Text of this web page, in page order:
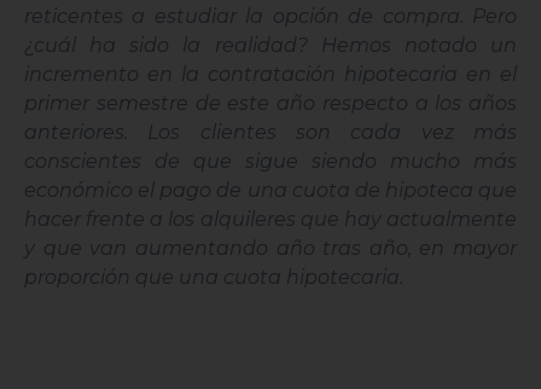
reticentes a estudiar la opción de compra. Pero
¿cuál ha sido la realidad? Hemos notado un
incremento en la contratación hipotecaria en el
primer semestre de este año respecto a los años
anteriores. Los clientes son cada vez más
conscientes de que sigue siendo mucho más
económico el pago de una cuota de hipoteca que
hacer frente a los alquileres que hay actualmente
y que van aumentando año tras año, en mayor
proporción que una cuota hipotecaria.